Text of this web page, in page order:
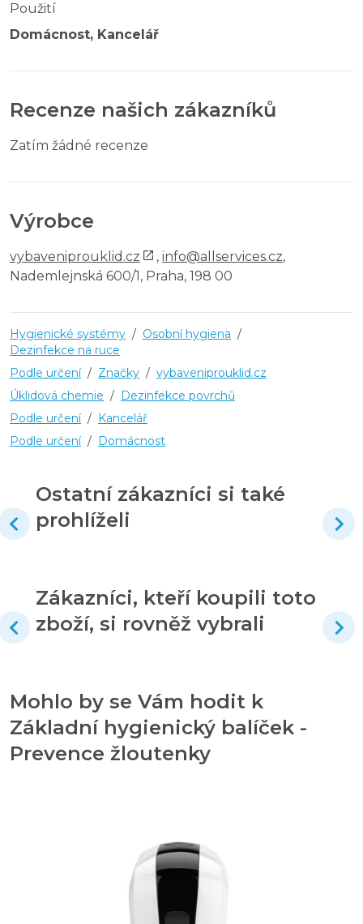
Použití
Domácnost, Kancelář
Recenze našich zákazníků
Zatím žádné recenze
Výrobce
vybaveniprouklid.cz , info@allservices.cz,
Nademlejnská 600/1, Praha, 198 00
Hygienické systémy / Osobní hygiena /
Dezinfekce na ruce
Podle určení / Značky / vybaveniprouklid.cz
Úklidová chemie /
Dezinfekce povrchů
Podle určení /
Kancelář
Podle určení / Domácnost
Ostatní zákazníci si také
prohlíželi
Zákazníci, kteří koupili toto
zboží, si rovněž vybrali
Mohlo by se Vám hodit k
Základní hygienický balíček -
Prevence žloutenky